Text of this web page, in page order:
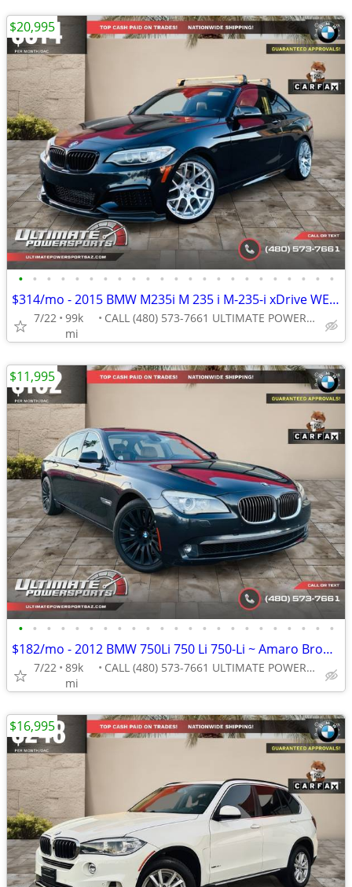
• • • • • • • • • • • • • • • • • • • • • • •
$314/mo - 2015 BMW M235i M 235 i M-235-i xDrive WE FINANCE ALL CREDIT
7/22 99k
mi
CALL (480) 573-7661 ULTIMATE POWERSPORTS
$20,995
• • • • • • • • • • • • • • • • • • • • • • •
$182/mo - 2012 BMW 750Li 750 Li 750-Li ~ Amaro Brown Interior WE FINAN
7/22 89k
mi
CALL (480) 573-7661 ULTIMATE POWERSPORTS
$11,995
$16,995